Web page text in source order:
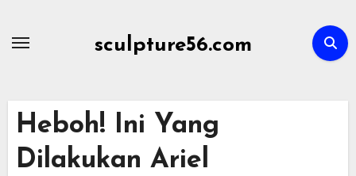
sculpture56.com
Heboh! Ini Yang
Dilakukan Ariel